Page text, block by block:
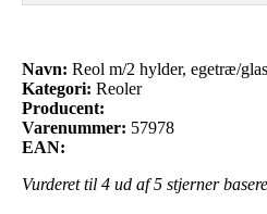
Navn: Reol m/2 hylder, egetræ/
Kategori: Reoler
Producent:
Varenummer: 57978
EAN:
Vurderet til 4 ud af 5 stjerner